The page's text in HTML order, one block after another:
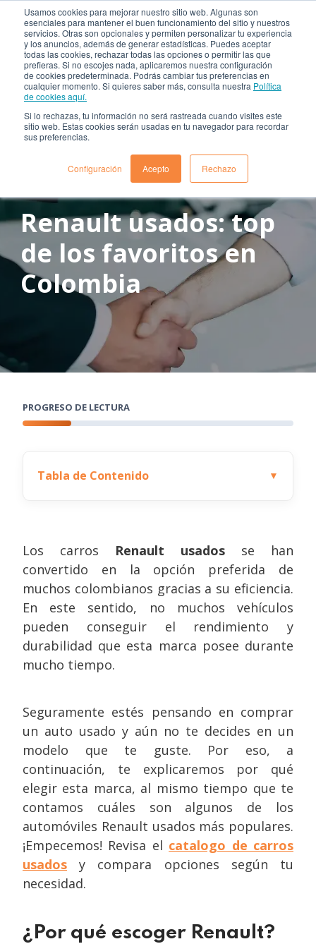
Usamos cookies para mejorar nuestro sitio web. Algunas son
esenciales para mantener el buen funcionamiento del sitio y nuestros
servicios. Otras son opcionales y permiten personalizar tu experiencia
y los anuncios, además de generar estadísticas. Puedes aceptar
todas las cookies, rechazar todas las opciones o permitir las que
prefieras. Si no escojes nada, aplicaremos nuestra configuración
de cookies predeterminada. Podrás cambiar tus preferencias en
cualquier momento. Si quieres saber más, consulta nuestra Política
de cookies aquí.
Si lo rechazas, tu información no será rastreada cuando visites este
sitio web. Estas cookies serán usadas en tu navegador para recordar
sus preferencias.
Configuración Acepto Rechazo
Tiempo de lectura: 8 min aprox.
Renault usados: top
de los favoritos en
Colombia
PROGRESO DE LECTURA
Tabla de Contenido ▼
Los carros Renault usados se han
convertido en la opción preferida de
muchos colombianos gracias a su eficiencia.
En este sentido, no muchos vehículos
pueden conseguir el rendimiento y
durabilidad que esta marca posee durante
mucho tiempo.
Seguramente estés pensando en comprar
un auto usado y aún no te decides en un
modelo que te guste. Por eso, a
continuación, te explicaremos por qué
elegir esta marca, al mismo tiempo que te
contamos cuáles son algunos de los
automóviles Renault usados más populares.
¡Empecemos! Revisa el catalogo de carros
usados
y compara opciones según tu
necesidad.
¿Por qué escoger Renault?